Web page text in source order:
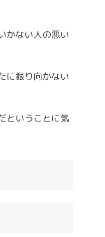
かない人の悪い
に振り向かない
ということに気